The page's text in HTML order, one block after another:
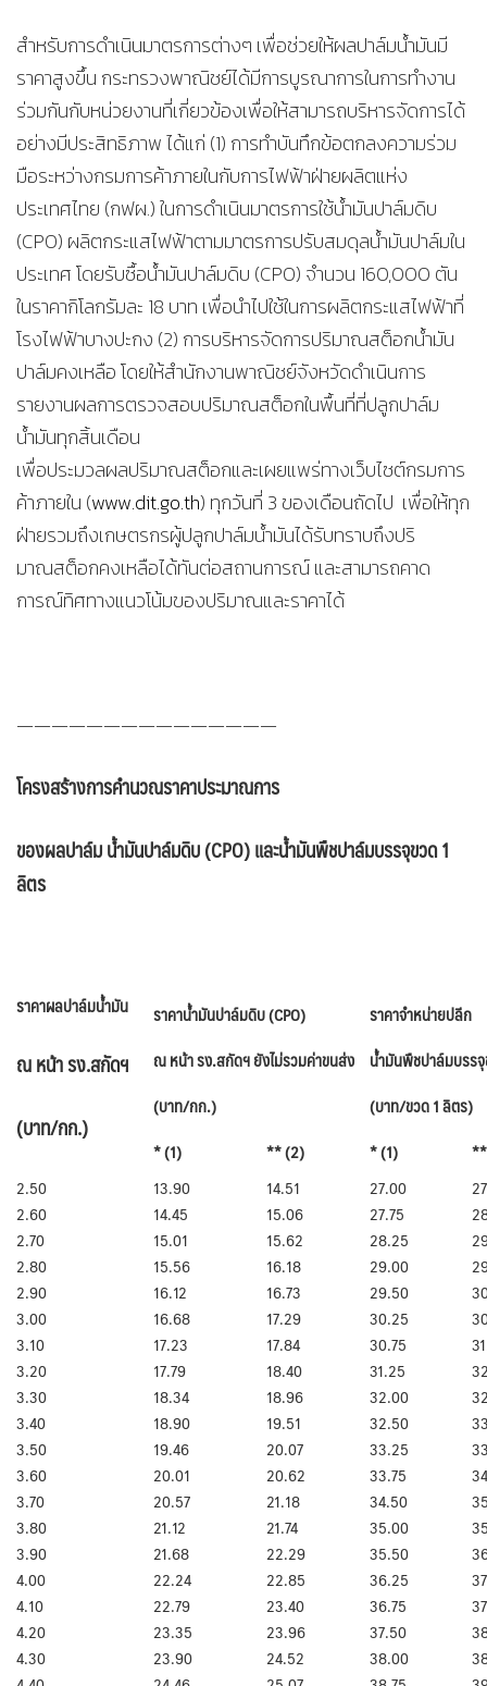
สำหรับการดำเนินมาตรการต่างๆ เพื่อช่วยให้ผลปาล์มน้ำมันมี
ราคาสูงขึ้น กระทรวงพาณิชย์ได้มีการบูรณาการในการทำงาน
ร่วมกันกับหน่วยงานที่เกี่ยวข้องเพื่อให้สามารถบริหารจัดการได้
อย่างมีประสิทธิภาพ ได้แก่ (1) การทำบันทึกข้อตกลงความร่วม
มือระหว่างกรมการค้าภายในกับการไฟฟ้าฝ่ายผลิตแห่ง
ประเทศไทย (กฟผ.) ในการดำเนินมาตรการใช้น้ำมันปาล์มดิบ
(CPO) ผลิตกระแสไฟฟ้าตามมาตรการปรับสมดุลน้ำมันปาล์มใน
ประเทศ โดยรับซื้อน้ำมันปาล์มดิบ (CPO) จำนวน 160,000 ตัน
ในราคากิโลกรัมละ 18 บาท เพื่อนำไปใช้ในการผลิตกระแสไฟฟ้าที่
โรงไฟฟ้าบางปะกง (2) การบริหารจัดการปริมาณสต็อกน้ำมัน
ปาล์มคงเหลือ โดยให้สำนักงานพาณิชย์จังหวัดดำเนินการ
รายงานผลการตรวจสอบปริมาณสต็อกในพื้นที่ที่ปลูกปาล์ม
น้ำมันทุกสิ้นเดือน
เพื่อประมวลผลปริมาณสต็อกและเผยแพร่ทางเว็บไซต์กรมการ
ค้าภายใน (www.dit.go.th) ทุกวันที่ 3 ของเดือนถัดไป เพื่อให้ทุก
ฝ่ายรวมถึงเกษตรกรผู้ปลูกปาล์มน้ำมันได้รับทราบถึงปริ
มาณสต็อกคงเหลือได้ทันต่อสถานการณ์ และสามารถคาด
การณ์ทิศทางแนวโน้มของปริมาณและราคาได้
———————————————
โครงสร้างการคำนวณราคาประมาณการ
ของผลปาล์ม น้ำมันปาล์มดิบ(CPO) และน้ำมันพืชปาล์มบรรจุขวด 1
ลิตร
ราคาผลปาล์มน้ำมัน
ณ หน้า รง.สกัดฯ
(บาท/กก.)
ราคาน้ำมันปาล์มดิบ(CPO)
ราคาจำหน่ายปลีก
ณ หน้า รง.สกัดฯ ยังไม่รวมค่าขนส่ง น้ำมันพืชปาล์มบรร
(บาท/กก.)
(บาท/ขวด 1 ลิตร)
* (1)
** (2) * (1)
2.50
13.90 14.51 27.00
2.60
14.45 15.06 27.75
2.70
15.01 15.62 28.25
2.80
15.56 16.18 29.00
2.90
16.12 16.73 29.50
3.00
16.68 17.29 30.25
3.10
17.23 17.84 30.75
3.20
17.79 18.40 31.25
3.30
18.34 18.96 32.00
3.40
18.90 19.51 32.50
3.50
19.46 20.07 33.25
3.60
20.01 20.62 33.75
3.70
20.57 21.18 34.50
3.80
21.12 21.74 35.00
3.90
21.68 22.29 35.50
4.00
22.24 22.85 36.25
4.10
22.79 23.40 36.75
4.20
23.35 23.96 37.50
4.30
23.90 24.52 38.00